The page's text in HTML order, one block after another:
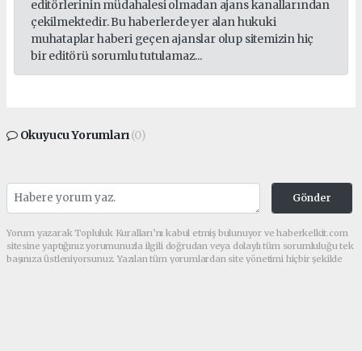
editörlerinin müdahalesi olmadan ajans kanallarından
çekilmektedir. Bu haberlerde yer alan hukuki
muhataplar haberi geçen ajanslar olup sitemizin hiç
bir editörü sorumlu tutulamaz...
Okuyucu Yorumları(0)
Gönder
Yorum yazarak Topluluk Kuralları’nı kabul etmiş bulunuyor ve haberkelkit.com
sitesine yaptığınız yorumunuzla ilgili doğrudan veya dolaylı tüm sorumluluğu tek
başınıza üstleniyorsunuz. Yazılan tüm yorumlardan site yönetimi hiçbir şekilde